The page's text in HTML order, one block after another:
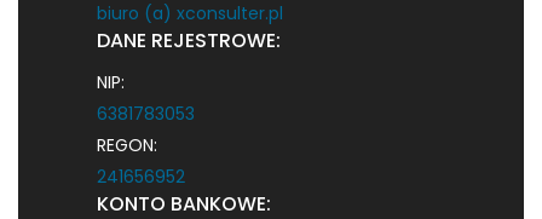
biuro (a) xconsulter.pl
DANE REJESTROWE:
NIP:
6381783053
REGON:
241656952
KONTO BANKOWE: